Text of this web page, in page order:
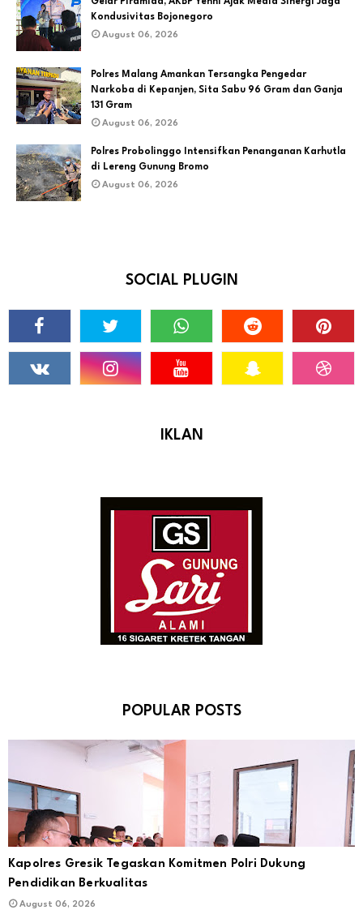
Kondusivitas Bojonegoro
August 06, 2026
Polres Malang Amankan Tersangka Pengedar
Narkoba di Kepanjen, Sita Sabu 96 Gram dan Ganja
131 Gram
August 06, 2026
Polres Probolinggo Intensifkan Penanganan Karhutla
di Lereng Gunung Bromo
August 06, 2026
SOCIAL PLUGIN
IKLAN
POPULAR POSTS
Kapolres Gresik Tegaskan Komitmen Polri Dukung
Pendidikan Berkualitas
August 06, 2026